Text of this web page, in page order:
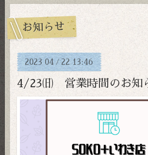
お知らせ
2023 04/22 13:46
4/23㈰ 営業時間のお知